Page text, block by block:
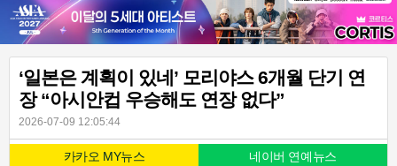
‘일본은 계획이 있네’ 모리야스 6개월 단기 연
장 “아시안컵 우승해도 연장 없다”
2026-07-09 12:05:44
카카오 MY뉴스 네이버 연예뉴스